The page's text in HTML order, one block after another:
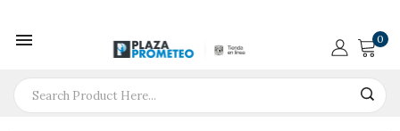
 0